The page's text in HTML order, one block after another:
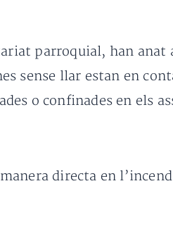
parroquial, han anat
sense llar estan en
o confinades en els
directa en